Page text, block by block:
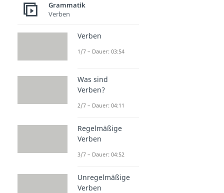
Grammatik
Verben
Verben
1/7 – Dauer: 03:54
Was sind
Verben?
2/7 – Dauer: 04:11
Regelmäßige
Verben
3/7 – Dauer: 04:52
Unregelmäßige
Verben